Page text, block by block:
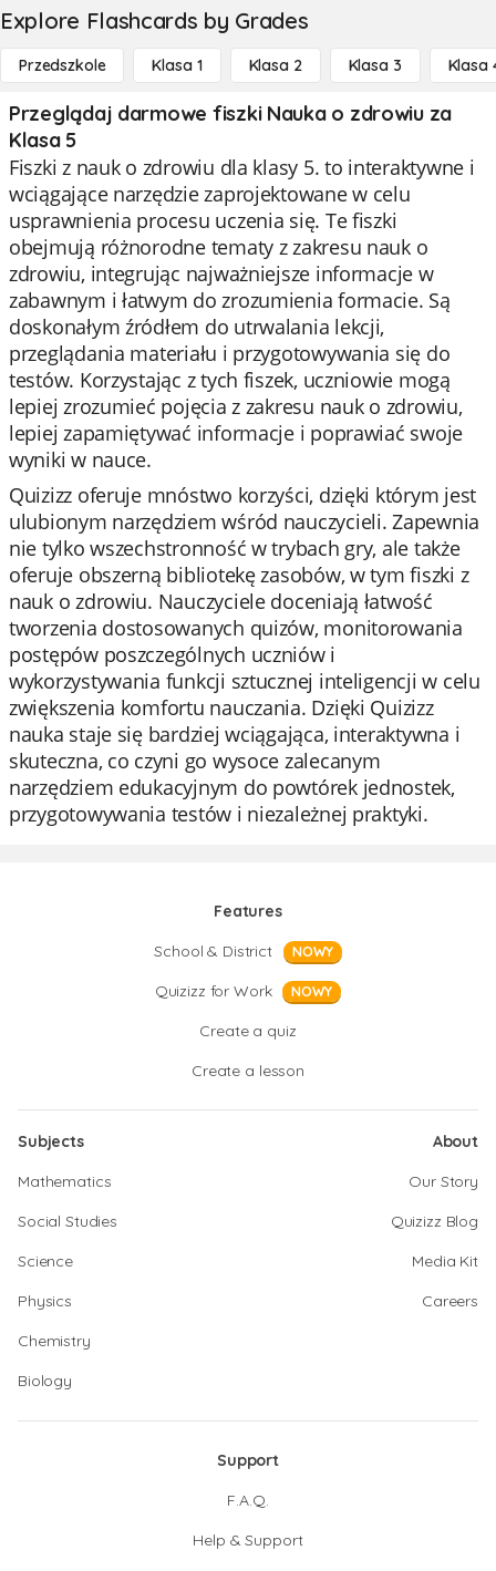
Explore Flashcards by Grades
Przedszkole Klasa 1 Klasa 2 Klasa 3 Klasa
Przeglądaj darmowe fiszki Nauka o zdrowiu za
Klasa 5
Fiszki z nauk o zdrowiu dla klasy 5. to interaktywne i
wciągające narzędzie zaprojektowane w celu
usprawnienia procesu uczenia się. Te fiszki
obejmują różnorodne tematy z zakresu nauk o
zdrowiu, integrując najważniejsze informacje w
zabawnym i łatwym do zrozumienia formacie. Są
doskonałym źródłem do utrwalania lekcji,
przeglądania materiału i przygotowywania się do
testów. Korzystając z tych fiszek, uczniowie mogą
lepiej zrozumieć pojęcia z zakresu nauk o zdrowiu,
lepiej zapamiętywać informacje i poprawiać swoje
wyniki w nauce.
Quizizz oferuje mnóstwo korzyści, dzięki którym jest
ulubionym narzędziem wśród nauczycieli. Zapewnia
nie tylko wszechstronność w trybach gry, ale także
oferuje obszerną bibliotekę zasobów, w tym fiszki z
nauk o zdrowiu. Nauczyciele doceniają łatwość
tworzenia dostosowanych quizów, monitorowania
postępów poszczególnych uczniów i
wykorzystywania funkcji sztucznej inteligencji w celu
zwiększenia komfortu nauczania. Dzięki Quizizz
nauka staje się bardziej wciągająca, interaktywna i
skuteczna, co czyni go wysoce zalecanym
narzędziem edukacyjnym do powtórek jednostek,
przygotowywania testów i niezależnej praktyki.
Features
School & District
NOWY
Quizizz for Work NOWY
Create a quiz
Create a lesson
Subjects
Mathematics
Social Studies
Science
Physics
Chemistry
Biology
About
Our Story
Quizizz Blog
Media Kit
Careers
Support
F.A.Q.
Help & Support